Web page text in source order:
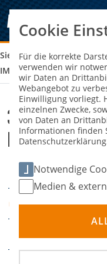
Sie sind hier: 32. MSC
M ADAC
32. MSC
Dölln e.V. im
DATUM
ORT
Cookie
Für die korrekte
verwenden wir
wir Daten an
Webangebot zu
Einwilligung vorliegt.
einzelnen Zwecke,
von Daten an
Informationen finden
Notwendige
Medien &